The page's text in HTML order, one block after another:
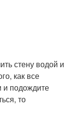
стену водой и
как все
и подождите
то